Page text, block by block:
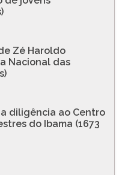
Zé Haroldo
Nacional das
diligência ao Centro
do Ibama (1673